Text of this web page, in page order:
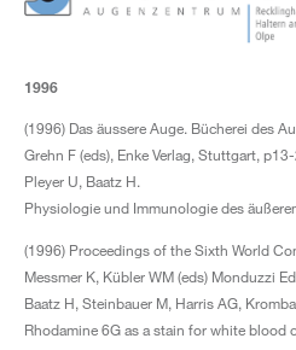
1996
(1996) Das äussere Auge. Bücherei des
Grehn F (eds), Enke Verlag, Stuttgart,
Pleyer U, Baatz H.
Physiologie und Immunologie des
(1996) Proceedings of the Sixth World
Messmer K, Kübler WM (eds) Monduzzi
Baatz H, Steinbauer M, Harris AG,
Rhodamine 6G as a stain for white blood